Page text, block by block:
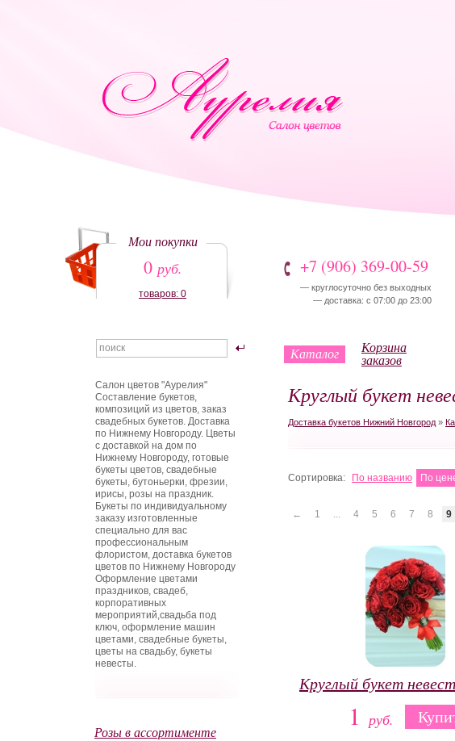
Мои покупки
0 руб.
товаров: 0
+7 (906) 369-00-59
— круглосуточно без выходных
— доставка: с 07:00 до 23:00
Каталог Корзина
заказов
Круглый букет
Доставка букетов Нижний Новгород »
Сортировка: По названию По
← 1 ... 4 5 6 7 8 9
Круглый букет
1 руб.
Салон цветов "Аурелия"
Составление букетов,
композиций из цветов, заказ
свадебных букетов. Доставка
по Нижнему Новгороду. Цветы
с доставкой на дом по
Нижнему Новгороду, готовые
букеты цветов, свадебные
букеты, бутоньерки, фрезии,
ирисы, розы на праздник.
Букеты по индивидуальному
заказу изготовленные
специально для вас
профессиональным
флористом, доставка букетов
цветов по Нижнему Новгороду
Оформление цветами
праздников, свадеб,
корпоративных
мероприятий,свадьба под
ключ, оформление машин
цветами, свадебные букеты,
цветы на свадьбу, букеты
невесты.
Розы в ассортименте